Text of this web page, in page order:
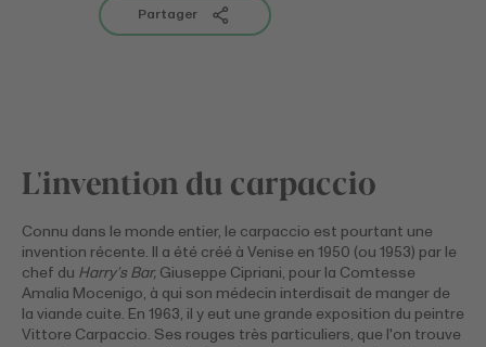
Partager
L'invention du carpaccio
Connu dans le monde entier, le carpaccio est pourtant une
invention récente. Il a été créé à Venise en 1950 (ou 1953) par le
chef du Harry’s Bar, Giuseppe Cipriani, pour la Comtesse
Amalia Mocenigo, à qui son médecin interdisait de manger de
la viande cuite. En 1963, il y eut une grande exposition du peintre
Vittore Carpaccio. Ses rouges très particuliers, que l'on trouve